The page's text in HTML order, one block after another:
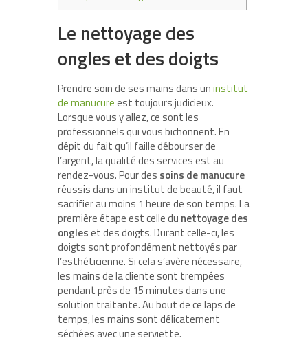
Le nettoyage des
ongles et des doigts
Prendre soin de ses mains dans uninstitut
de manucureest toujours judicieux.
Lorsque vous y allez, ce sont les
professionnels qui vous bichonnent. En
dépit du fait qu’il faille débourser de
l’argent, la qualité des services est au
rendez-vous. Pour des soins de manucure
réussis dans un institut de beauté, il faut
sacrifier au moins 1 heure de son temps. La
première étape est celle du nettoyage des
ongleset des doigts. Durant celle-ci, les
doigts sont profondément nettoyés par
l’esthéticienne. Si cela s’avère nécessaire,
les mains de la cliente sont trempées
pendant près de 15 minutes dans une
solution traitante. Au bout de ce laps de
temps, les mains sont délicatement
séchées avec une serviette.